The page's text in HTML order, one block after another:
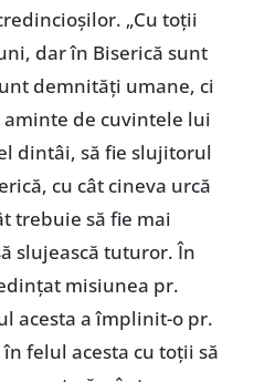
„Cu toții
dar în Biserică sunt
demnități umane, ci
de cuvintele lui
dintâi, să fie slujitorul
cu cât cineva urcă
trebuie să fie mai
slujească tuturor. În
misiunea pr.
acesta a împlinit-o pr.
felul acesta cu toții să